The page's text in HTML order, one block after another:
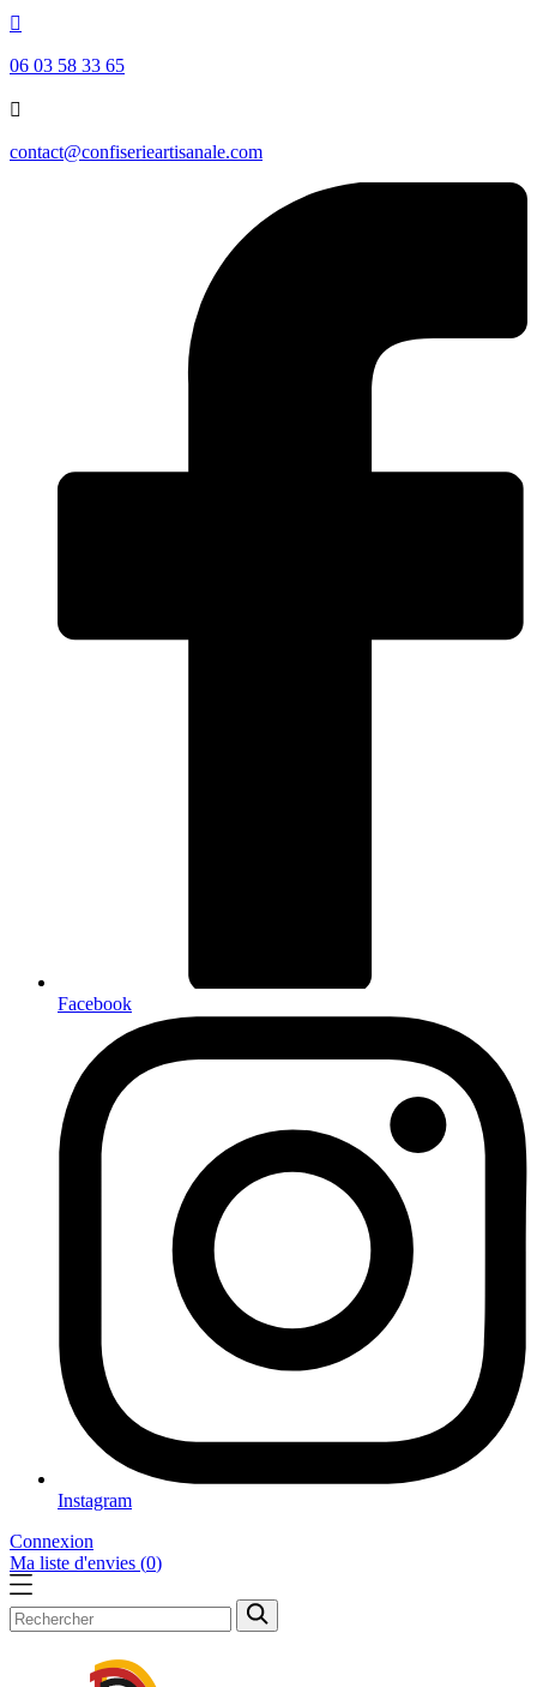

06 03 58 33 65

contact@confiserieartisanale.com
Facebook
Instagram
Connexion
Ma liste d'envies (0)